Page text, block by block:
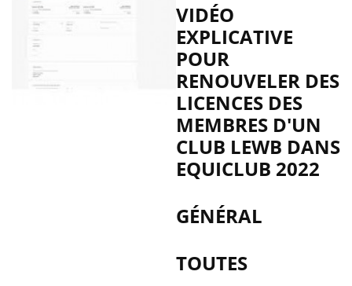
VIDÉO
EXPLICATIVE
POUR
RENOUVELER DES
LICENCES DES
MEMBRES D'UN
CLUB LEWB DANS
EQUICLUB 2022
GÉNÉRAL
TOUTES